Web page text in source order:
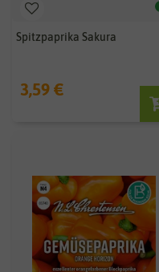
Spitzpaprika Sakura
3,59 €